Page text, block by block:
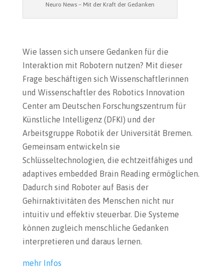
Neuro News – Mit der Kraft der Gedanken
Wie lassen sich unsere Gedanken für die
Interaktion mit Robotern nutzen? Mit dieser
Frage beschäftigen sich Wissenschaftlerinnen
und Wissenschaftler des Robotics Innovation
Center am Deutschen Forschungszentrum für
Künstliche Intelligenz (DFKI) und der
Arbeitsgruppe Robotik der Universität Bremen.
Gemeinsam entwickeln sie
Schlüsseltechnologien, die echtzeitfähiges und
adaptives embedded Brain Reading ermöglichen.
Dadurch sind Roboter auf Basis der
Gehirnaktivitäten des Menschen nicht nur
intuitiv und effektiv steuerbar. Die Systeme
können zugleich menschliche Gedanken
interpretieren und daraus lernen.
mehr Infos